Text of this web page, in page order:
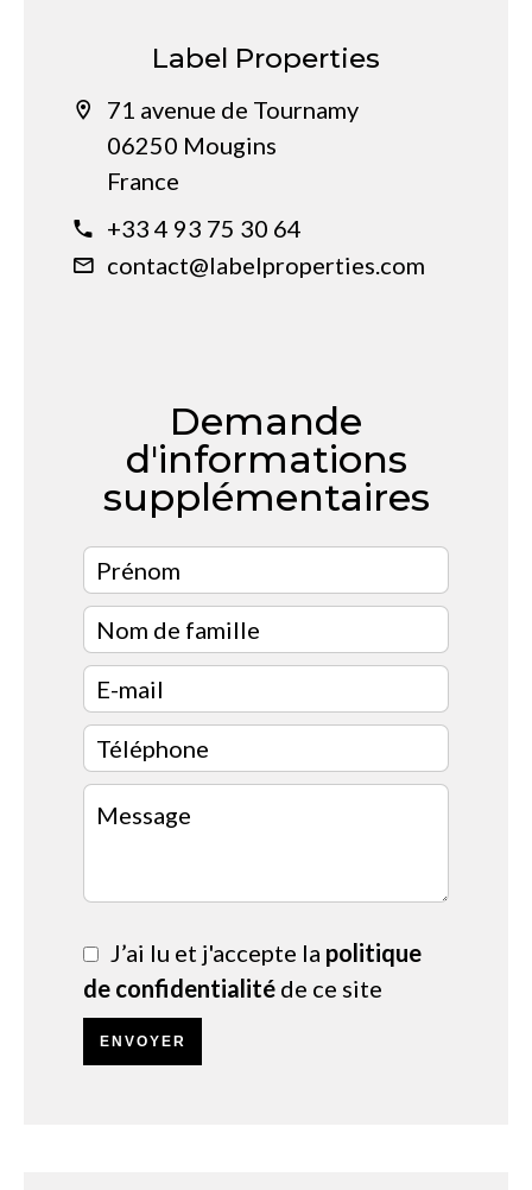
Label Properties
71 avenue de Tournamy
06250 Mougins
France
+33 4 93 75 30 64
contact@labelproperties.com
Demande
d'informations
supplémentaires
J’ai lu et j'accepte la politique
de confidentialité de ce site
ENVOYER